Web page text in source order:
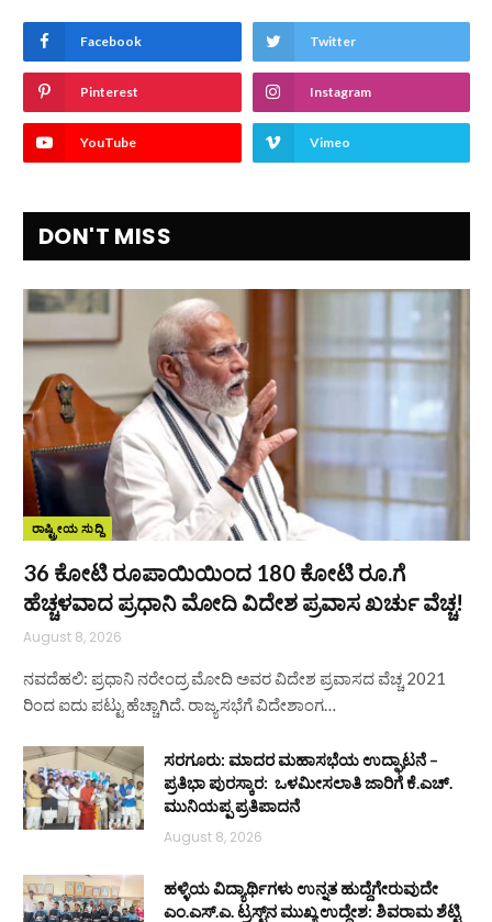
Facebook Twitter
Pinterest Instagram
YouTube Vimeo
DON'T MISS
ರಾಷ್ಟ್ರೀಯ ಸುದ್ದಿ
36 ಕೋಟಿ ರೂಪಾಯಿಯಿಂದ 180 ಕೋಟಿ ರೂ.ಗೆ
ಹೆಚ್ಚಳವಾದ ಪ್ರಧಾನಿ ಮೋದಿ ವಿದೇಶ ಪ್ರವಾಸ ಖರ್ಚು ವೆಚ್ಚ!
August 8, 2026
ನವದೆಹಲಿ: ಪ್ರಧಾನಿ ನರೇಂದ್ರ ಮೋದಿ ಅವರ ವಿದೇಶ ಪ್ರವಾಸದ ವೆಚ್ಚ 2021
ರಿಂದ ಐದು ಪಟ್ಟು ಹೆಚ್ಚಾಗಿದೆ. ರಾಜ್ಯಸಭೆಗೆ ವಿದೇಶಾಂಗ…
ಸರಗೂರು: ಮಾದರ ಮಹಾಸಭೆಯ ಉದ್ಘಾಟನೆ –
ಪ್ರತಿಭಾ ಪುರಸ್ಕಾರ: ಒಳಮೀಸಲಾತಿ ಜಾರಿಗೆ ಕೆ.ಎಚ್.
ಮುನಿಯಪ್ಪ ಪ್ರತಿಪಾದನೆ
August 8, 2026
ಹಳ್ಳಿಯ ವಿದ್ಯಾರ್ಥಿಗಳು ಉನ್ನತ ಹುದ್ದೆಗೇರುವುದೇ
ಎಂ.ಎಸ್.ಎ. ಟ್ರಸ್ಟ್‌ನ ಮುಖ್ಯ ಉದ್ದೇಶ: ಶಿವರಾಮ ಶೆಟ್ಟಿ